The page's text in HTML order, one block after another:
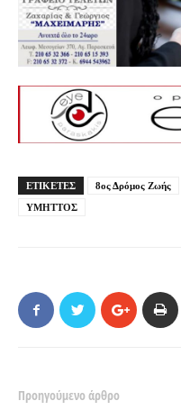
ΕΤΙΚΕΤΕΣ 8ος Δρόμος Ζωής
ΥΜΗΤΤΟΣ
Προηγούμενο άρθρο